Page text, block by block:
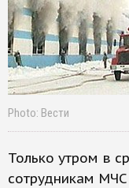
Photo: Вести
Только утром в
сотрудникам